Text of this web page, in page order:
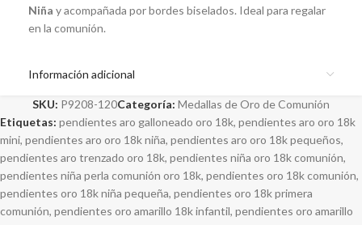
Niña y acompañada por bordes biselados. Ideal para regalar
en la comunión.
Información adicional
SKU: P9208-120Categoría: Medallas de Oro de Comunión
Etiquetas: pendientes aro galloneado oro 18k, pendientes aro oro 18k
mini, pendientes aro oro 18k niña, pendientes aro oro 18k pequeños,
pendientes aro trenzado oro 18k, pendientes niña oro 18k comunión,
pendientes niña perla comunión oro 18k, pendientes oro 18k comunión,
pendientes oro 18k niña pequeña, pendientes oro 18k primera
comunión, pendientes oro amarillo 18k infantil, pendientes oro amarillo